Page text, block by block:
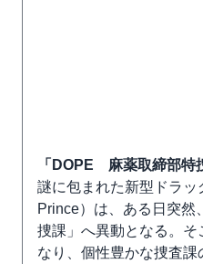
「DOPE 麻薬取締部特
謎に包まれた新型ドラッ
Prince）は、ある日突然
捜課」へ異動となる。
なり、個性豊かな捜査